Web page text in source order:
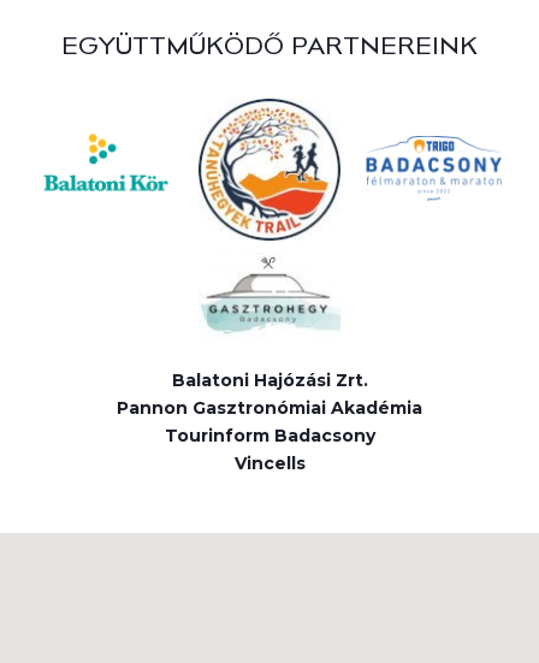
EGYÜTTMŰKÖDŐ PARTNEREINK
Balatoni Hajózási Zrt.
Pannon Gasztronómiai Akadémia
Tourinform Badacsony
Vincells